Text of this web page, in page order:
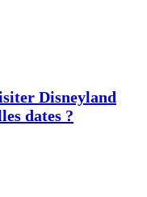
Disneyland
dates ?